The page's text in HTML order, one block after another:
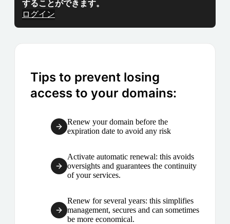
することができます。
ログイン
Tips to prevent losing
access to your domains:
Renew your domain before the
expiration date to avoid any risk
Activate automatic renewal: this avoids
oversights and guarantees the continuity
of your services.
Renew for several years: this simplifies
management, secures and can sometimes
be more economical.